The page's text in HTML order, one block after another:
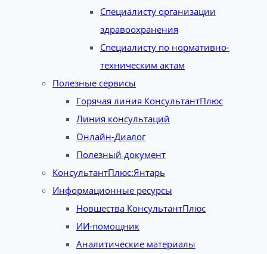
Специалисту организации
здравоохранения
Специалисту по нормативно-
техническим актам
Полезные сервисы
Горячая линия КонсультантПлюс
Линия консультаций
Онлайн-Диалог
Полезный документ
КонсультантПлюс:Янтарь
Информационные ресурсы
Новшества КонсультантПлюс
ИИ-помощник
Аналитические материалы